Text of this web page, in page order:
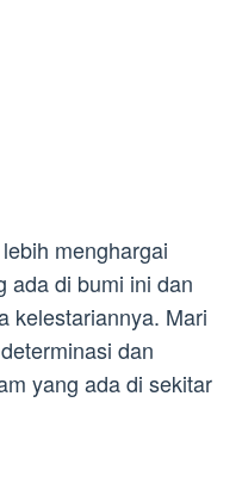
menghargai
ada di bumi ini dan
kelestariannya. Mari
dan
yang ada di sekitar